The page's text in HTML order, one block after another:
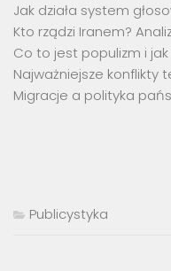
Jak działa system
Kto rządzi Iranem?
Co to jest populizm i
Najważniejsze konflikty
Migracje a polityka
Publicystyka